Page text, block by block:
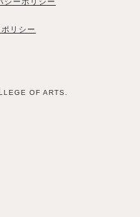
リシー
OF ARTS.